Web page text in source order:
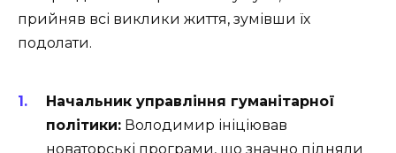
прийняв всі виклики життя, зумівши їх
подолати.
Начальник управління гуманітарної
політики: Володимир ініціював
новаторські програми, що значно підняли